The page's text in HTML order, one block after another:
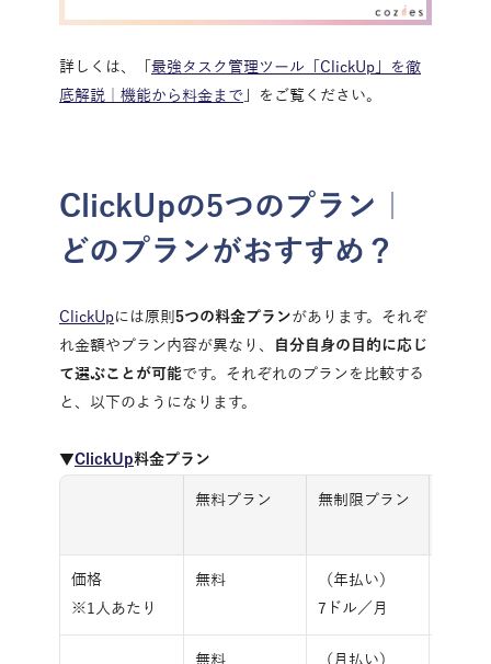
詳しくは、「 最強タスク管理ツール「ClickUp」を徹
底解説｜機能から料金まで 」をご覧ください。
ClickUpの5つのプラン｜
どのプランがおすすめ？
ClickUpには原則 5つの料金プランがあります。それぞ
れ金額やプラン内容が異なり、
自分自身の目的に応じ
て選ぶことが可能です。それぞれのプランを比較する
と、以下のようになります。
▼ClickUp料金プラン
無料プラン 無制限プラン
価格
※1人あたり
無料
（年払い）
7ドル／月
無料
（月払い）